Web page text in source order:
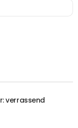
verrassend